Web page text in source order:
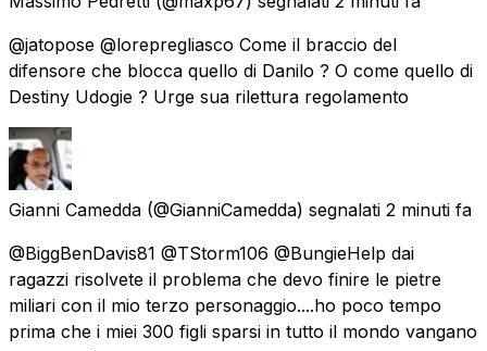
@jatopose @lorepregliasco Come il braccio del
difensore che blocca quello di Danilo ? O come quello di
Destiny Udogie ? Urge sua rilettura regolamento
Gianni Camedda (@GianniCamedda) segnalati 2 minuti fa
@BiggBenDavis81 @TStorm106 @BungieHelp dai
ragazzi risolvete il problema che devo finire le pietre
miliari con il mio terzo personaggio....ho poco tempo
prima che i miei 300 figli sparsi in tutto il mondo vangano